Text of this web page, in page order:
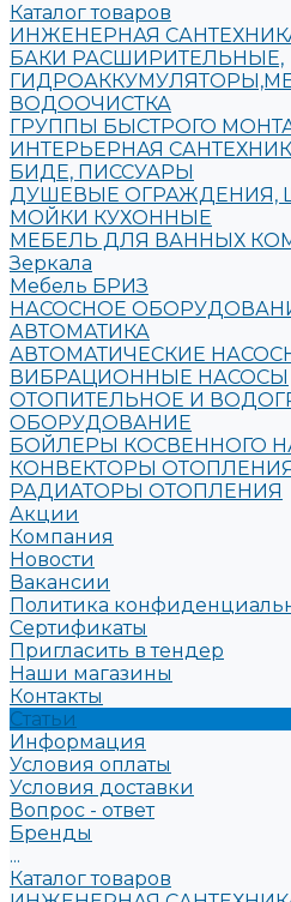
Каталог товаров
ИНЖЕНЕРНАЯ
БАКИ РАСШИРИТЕЛЬНЫЕ,
ВОДООЧИСТКА
ГРУППЫ БЫСТРОГО
ИНТЕРЬЕРНАЯ
БИДЕ, ПИССУАРЫ
ДУШЕВЫЕ ОГРАЖДЕНИЯ,
МОЙКИ КУХОННЫЕ
МЕБЕЛЬ ДЛЯ ВАННЫХ
Зеркала
Мебель БРИЗ
НАСОСНОЕ
АВТОМАТИКА
АВТОМАТИЧЕСКИЕ
ВИБРАЦИОННЫЕ НАСОСЫ
ОТОПИТЕЛЬНОЕ И
ОБОРУДОВАНИЕ
БОЙЛЕРЫ КОСВЕННОГО
КОНВЕКТОРЫ
РАДИАТОРЫ ОТОПЛЕНИЯ
Акции
Компания
Новости
Вакансии
Политика
Сертификаты
Пригласить в тендер
Наши магазины
Контакты
Статьи
Информация
Условия оплаты
Условия доставки
Вопрос - ответ
Бренды
...
Каталог товаров